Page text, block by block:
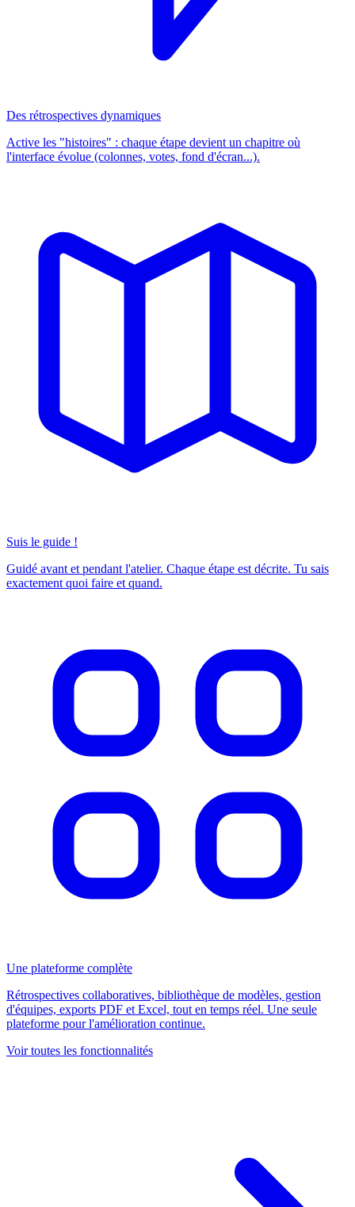
Des rétrospectives dynamiques
Active les "histoires" : chaque étape devient un chapitre où
l'interface évolue (colonnes, votes, fond d'écran...).
Suis le guide !
Guidé avant et pendant l'atelier. Chaque étape est décrite. Tu sais
exactement quoi faire et quand.
Une plateforme complète
Rétrospectives collaboratives, bibliothèque de modèles, gestion
d'équipes, exports PDF et Excel, tout en temps réel. Une seule
plateforme pour l'amélioration continue.
Voir toutes les fonctionnalités